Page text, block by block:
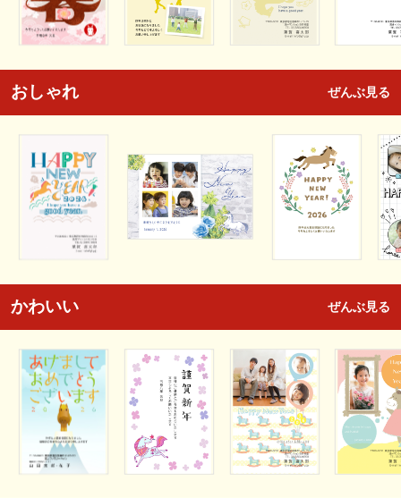
おしゃれ ぜんぶ見る
かわいい ぜんぶ見る